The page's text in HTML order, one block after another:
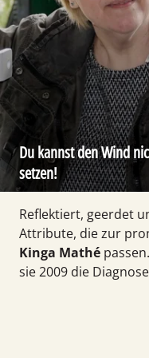
Du kannst den Wind
setzen!
Reflektiert, geerdet
Attribute, die zur
Kinga Mathé
sie 2009 die